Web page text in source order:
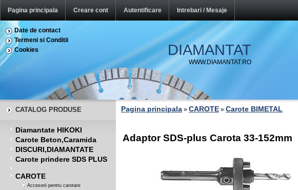
Pagina principala Creare cont Autentificare Intrebari / Mesaje
Date de contact
Termeni si Conditii
Cookies
DIAMANTAT
WWW.DIAMANTAT.RO
CATALOG PRODUSE
Diamantate HIKOKI
Carote Beton,Caramida
DISCURI,DIAMANTATE
Carote prindere SDS PLUS
CAROTE
Accesorii pentru carotare
Pagina principala » CAROTE » Carote BIMETAL
Adaptor SDS-plus Carota 33-152mm